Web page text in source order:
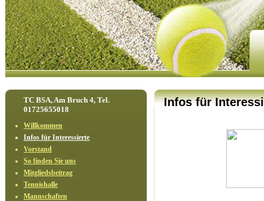
TC BSA, Am Bruch 4, Tel.
01725655018
Willkommen
Infos für Interessierte
Vorstand
So finden Sie uns
Mitgliedsbeitrag
Tennishalle
Mannschaften
Infos für